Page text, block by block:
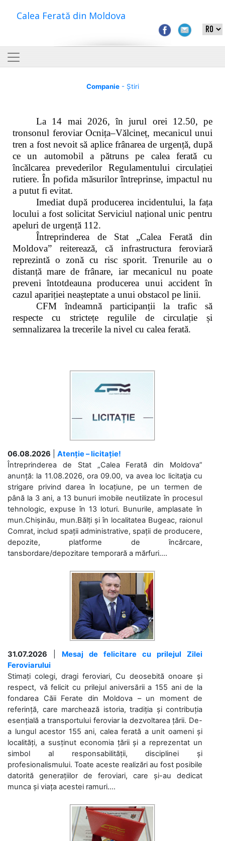
Calea Ferată din Moldova
Companie- Știri
La 14 mai 2026, în jurul orei 12.50, pe
tronsonul feroviar Ocnița–Vălcineț, mecanicul unui
tren a fost nevoit să aplice frânarea de urgență, după
ce un automobil a pătruns pe calea ferată cu
încălcarea prevederilor Regulamentului circulației
rutiere. În pofida măsurilor întreprinse, impactul nu
a putut fi evitat.
Imediat după producerea incidentului, la fața
locului a fost solicitat Serviciul național unic pentru
apeluri de urgență 112.
Întreprinderea de Stat „Calea Ferată din
Moldova” reiterează, că infrastructura feroviară
reprezintă o zonă cu risc sporit. Trenurile au o
distanță mare de frânare, iar mecanicul nu poate
preveni întotdeauna producerea unui accident în
cazul apariției neașteptate a unui obstacol pe linii.
CFM îndeamnă participanții la trafic să
respecte cu strictețe regulile de circulație și
semnalizarea la trecerile la nivel cu calea ferată.
06.08.2026
Atenție – licitație!
Întreprinderea de Stat „Calea Ferată din Moldova”
anunță: la 11.08.2026, ora 09.00, va avea loc licitaţia cu
strigare privind darea în locațiune, pe un termen de
până la 3 ani, a 13 bunuri imobile neutilizate în procesul
tehnologic, expuse în 13 loturi. Bunurile, amplasate în
mun.Chișinău, mun.Bălți și în localitatea Bugeac, raionul
Comrat, includ spații administrative, spații de producere,
depozite, platforme de încărcare,
tansbordare/depozitare temporară a mărfuri....
31.07.2026
Mesaj de felicitare cu prilejul Zilei
Feroviarului
Stimați colegi, dragi feroviari, Cu deosebită onoare și
respect, vă felicit cu prilejul aniversării a 155 ani de la
fondarea Căii Ferate din Moldova – un moment de
referință, care marchează istoria, tradiția și contribuția
esențială a transportului feroviar la dezvoltarea țării. De-
a lungul acestor 155 ani, calea ferată a unit oameni și
localități, a susținut economia țării și a reprezentat un
simbol al responsabilității, disciplinei și
profesionalismului. Toate aceste realizări au fost posibile
datorită generațiilor de feroviari, care și-au dedicat
munca și viața acestei ramuri....